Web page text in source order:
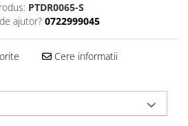
PTDR0065-S
ajutor? 0722999045
Cere informatii